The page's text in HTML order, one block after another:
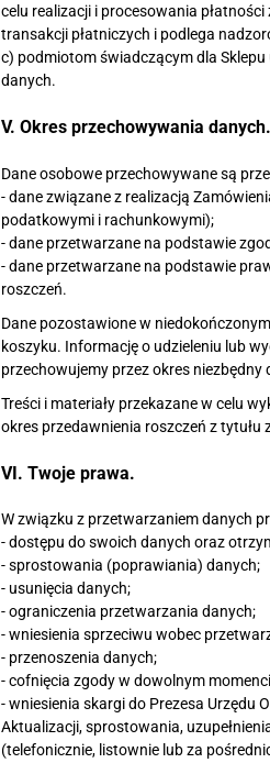
celu realizacji i procesowania
transakcji płatniczych i podlega
c) podmiotom świadczącym dla
danych.
V. Okres przechowywania danych.
Dane osobowe przechowywane są
- dane związane z realizacją
podatkowymi i rachunkowymi);
- dane przetwarzane na podstawie
- dane przetwarzane na podstawie
roszczeń.
Dane pozostawione w
koszyku. Informację o udzieleniu lub
przechowujemy przez okres niezbędny
Treści i materiały przekazane w celu
okres przedawnienia roszczeń z tytułu
VI. Twoje prawa.
W związku z przetwarzaniem danych
- dostępu do swoich danych oraz
- sprostowania (poprawiania) danych;
- usunięcia danych;
- ograniczenia przetwarzania danych;
- wniesienia sprzeciwu wobec
- przenoszenia danych;
- cofnięcia zgody w dowolnym
- wniesienia skargi do Prezesa Urzędu
Aktualizacji, sprostowania,
(telefonicznie, listownie lub za